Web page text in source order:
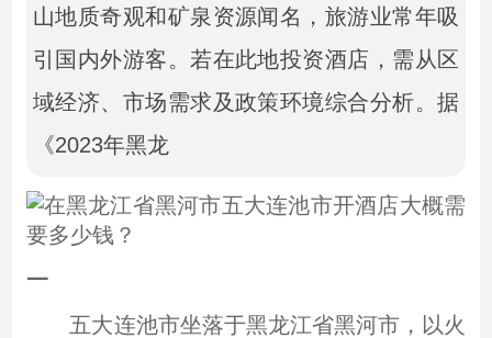
山地质奇观和矿泉资源闻名，旅游业常年吸
引国内外游客。若在此地投资酒店，需从区
域经济、市场需求及政策环境综合分析。据
《2023年黑龙
一
五大连池市坐落于黑龙江省黑河市，以火